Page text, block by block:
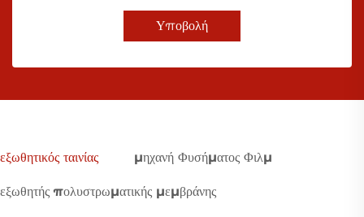
Υποβολή
εξωθητικός ταινίας μηχανή Φυσήματος Φιλμ
εξωθητής πολυστρωματικής μεμβράνης